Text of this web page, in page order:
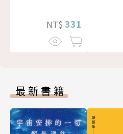
NT$ 331
最新書籍